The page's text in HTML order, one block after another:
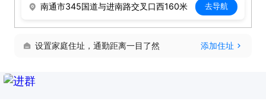
南通市345国道与进南路交叉口西160米 去导航
设置家庭住址，通勤距离一目了然 添加住址